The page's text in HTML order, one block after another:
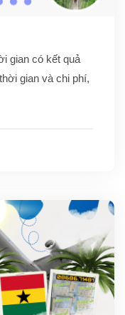
gian có kết quả
gian và chi phí,